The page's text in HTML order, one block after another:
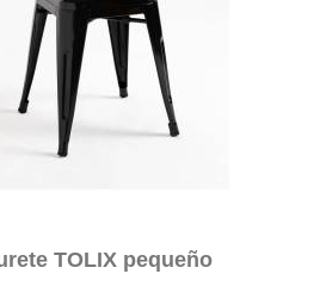
TOLIX pequeño